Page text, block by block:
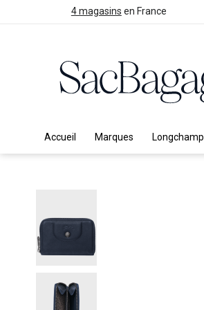
4 magasins en France
Accueil Marques Longchamp
end
of
the
images